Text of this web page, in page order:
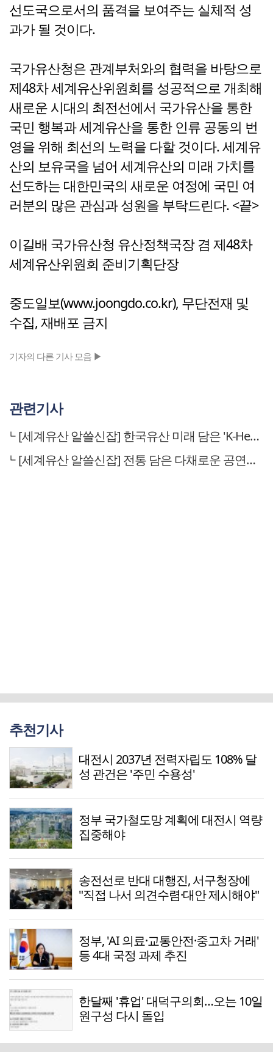
선도국으로서의 품격을 보여주는 실체적 성
과가 될 것이다.
국가유산청은 관계부처와의 협력을 바탕으로
제48차 세계유산위원회를 성공적으로 개최해
새로운 시대의 최전선에서 국가유산을 통한
국민 행복과 세계유산을 통한 인류 공동의 번
영을 위해 최선의 노력을 다할 것이다. 세계유
산의 보유국을 넘어 세계유산의 미래 가치를
선도하는 대한민국의 새로운 여정에 국민 여
러분의 많은 관심과 성원을 부탁드린다. <끝>
이길배 국가유산청 유산정책국장 겸 제48차
세계유산위원회 준비기획단장
중도일보(www.joongdo.co.kr), 무단전재 및
수집, 재배포 금지
기자의 다른 기사 모음 ▶
관련기사
[세계유산 알쓸신잡] 한국유산 미래 담은 'K-Heritage House'
[세계유산 알쓸신잡] 전통 담은 다채로운 공연과 전시 무료관람
추천기사
대전시 2037년 전력자립도 108% 달
성 관건은 '주민 수용성'
정부 국가철도망 계획에 대전시 역량
집중해야
송전선로 반대 대행진, 서구청장에
"직접 나서 의견수렴·대안 제시해야"
정부, 'AI 의료·교통안전·중고차 거래'
등 4대 국정 과제 추진
한달째 '휴업' 대덕구의회…오는 10일
원구성 다시 돌입